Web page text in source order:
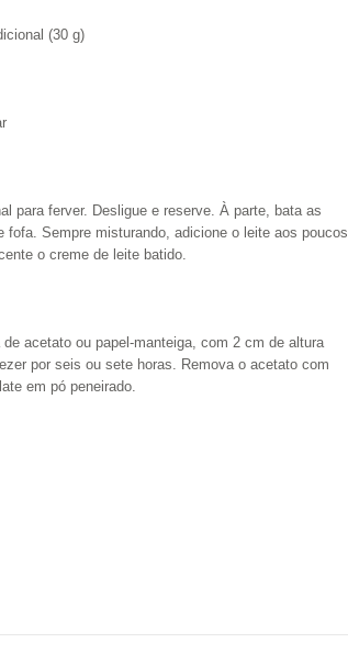
(30 g)
para ferver. Desligue e reserve. À parte, bata as
Sempre misturando, adicione o leite aos poucos
o creme de leite batido.
acetato ou papel-manteiga, com 2 cm de altura
por seis ou sete horas. Remova o acetato com
em pó peneirado.